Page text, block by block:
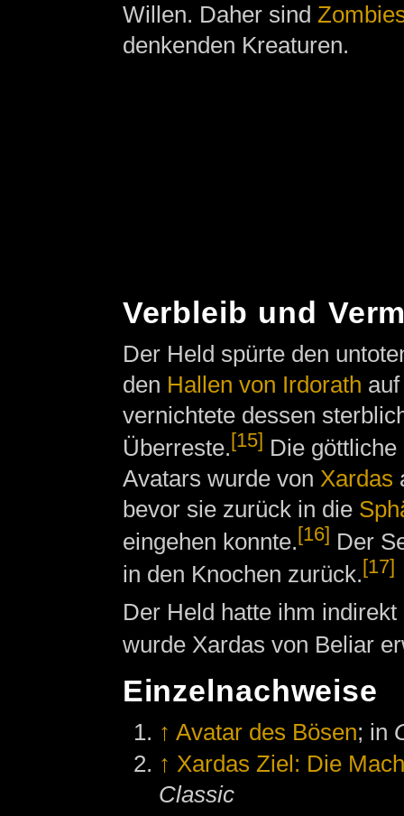
Willen. Daher sind
denkenden Kreaturen.
Verbleib und
Der Held spürte den
den Hallen von Irdorath
vernichtete dessen
Überreste.[15] Die
Avatars wurde von Xardas
bevor sie zurück in die
eingehen konnte.[16] Der
in den Knochen zurück.[17]
Der Held hatte ihm
wurde Xardas von Beliar
Einzelnachweise
↑ Avatar des Bösen; in
↑ Xardas Ziel: Die
Classic